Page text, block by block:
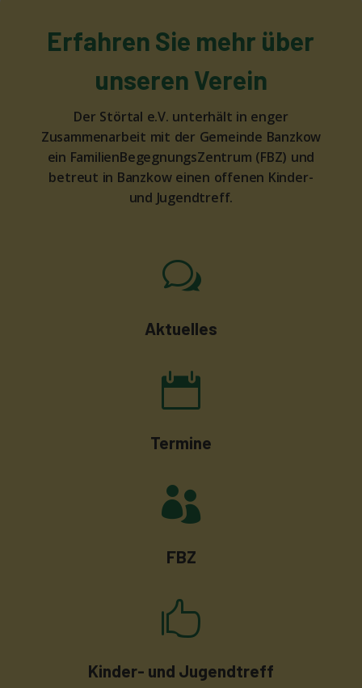
Erfahren Sie mehr über
unseren Verein
Der Störtal e.V. unterhält in enger
Zusammenarbeit mit der Gemeinde Banzkow
ein FamilienBegegnungsZentrum (FBZ) und
betreut in Banzkow einen offenen Kinder-
und Jugendtreff.
w
Aktuelles

Termine

FBZ

Kinder- und Jugendtreff